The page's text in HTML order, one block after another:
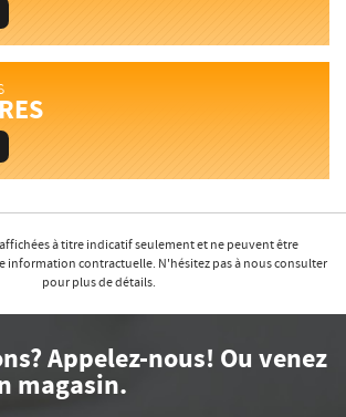
à titre indicatif seulement et ne peuvent être
information contractuelle. N'hésitez pas à nous consulter
pour plus de détails.
Appelez-nous! Ou venez
magasin.